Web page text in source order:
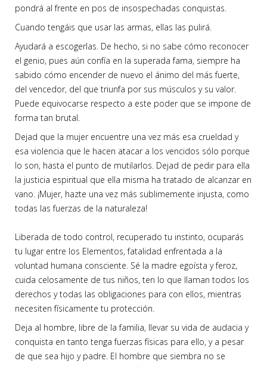
pondrá al frente en pos de insospechadas conquistas.
Cuando tengáis que usar las armas, ellas las pulirá.
Ayudará a escogerlas. De hecho, si no sabe cómo reconocer
el genio, pues aún confía en la superada fama, siempre ha
sabido cómo encender de nuevo el ánimo del más fuerte,
del vencedor, del que triunfa por sus músculos y su valor.
Puede equivocarse respecto a este poder que se impone de
forma tan brutal.
Dejad que la mujer encuentre una vez más esa crueldad y
esa violencia que le hacen atacar a los vencidos sólo porque
lo son, hasta el punto de mutilarlos. Dejad de pedir para ella
la justicia espiritual que ella misma ha tratado de alcanzar en
vano. ¡Mujer, hazte una vez más sublimemente injusta, como
todas las fuerzas de la naturaleza!
Liberada de todo control, recuperado tu instinto, ocuparás
tu lugar entre los Elementos, fatalidad enfrentada a la
voluntad humana consciente. Sé la madre egoísta y feroz,
cuida celosamente de tus niños, ten lo que llaman todos los
derechos y todas las obligaciones para con ellos, mientras
necesiten físicamente tu protección.
Deja al hombre, libre de la familia, llevar su vida de audacia y
conquista en tanto tenga fuerzas físicas para ello, y a pesar
de que sea hijo y padre. El hombre que siembra no se